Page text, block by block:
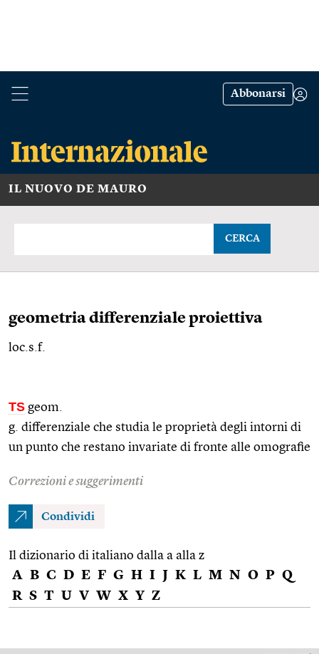
Abbonarsi
IL NUOVO DE MAURO
CERCA
geometria differenziale proiettiva
loc.s.f.
TS geom.
g. differenziale che studia le proprietà degli intorni di
un punto che restano invariate di fronte alle omografie
Correzioni e suggerimenti
Condividi
Il dizionario di italiano dalla a alla z
A B C D E F G H I J K L M N O P Q
R S T U V W X Y Z